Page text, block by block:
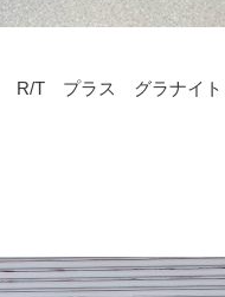
T プラス グラナイト